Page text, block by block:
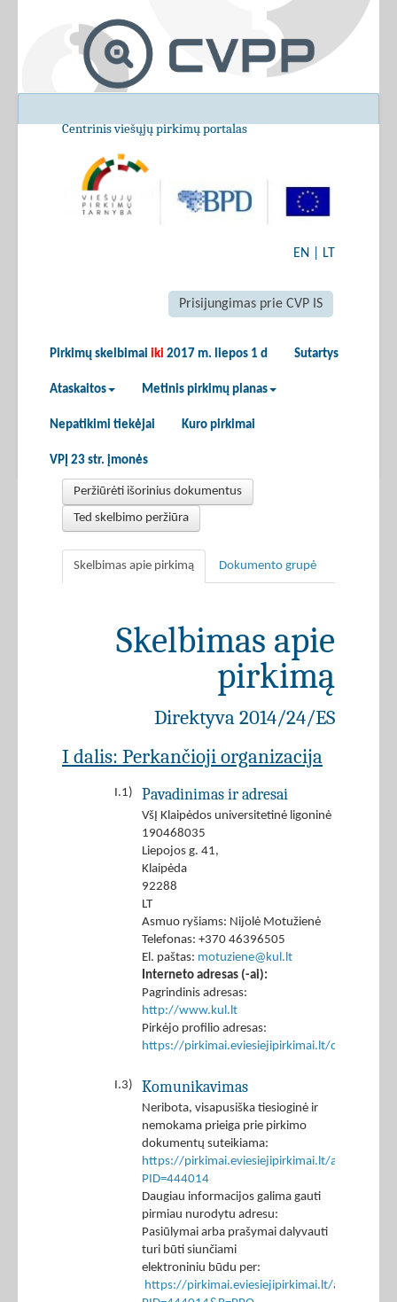
Centrinis viešųjų pirkimų portalas
EN LT
Prisijungimas prie CVP IS
Pirkimų skelbimai iki 2017 m. liepos 1 d Sutartys
Ataskaitos Metinis pirkimų planas
Nepatikimi tiekėjai Kuro pirkimai
VPĮ 23 str. įmonės
Peržiūrėti išorinius dokumentus
Ted skelbimo peržiūra
Skelbimas apie pirkimą Dokumento grupė
Skelbimas apie
pirkimą
Direktyva 2014/24/ES
I dalis: Perkančioji organizacija
I.1) Pavadinimas ir adresai
VšĮ Klaipėdos universitetinė ligoninė
190468035
Liepojos g. 41,
Klaipėda
92288
LT
Asmuo ryšiams: Nijolė Motužienė
Telefonas: +370 46396505
El. paštas: motuziene@kul.lt
Interneto adresas (-ai):
Pagrindinis adresas:
http://www.kul.lt
Pirkėjo profilio adresas:
https://pirkimai.eviesiejipirkimai.lt/ctm/
I.3) Komunikavimas
Neribota, visapusiška tiesioginė ir
nemokama prieiga prie pirkimo
dokumentų suteikiama:
https://pirkimai.eviesiejipirkimai.lt/app/rfq/
PID=444014
Daugiau informacijos galima gauti
pirmiau nurodytu adresu:
Pasiūlymai arba prašymai dalyvauti
turi būti siunčiami
elektroniniu būdu per:
https://pirkimai.eviesiejipirkimai.lt/app/rfq/